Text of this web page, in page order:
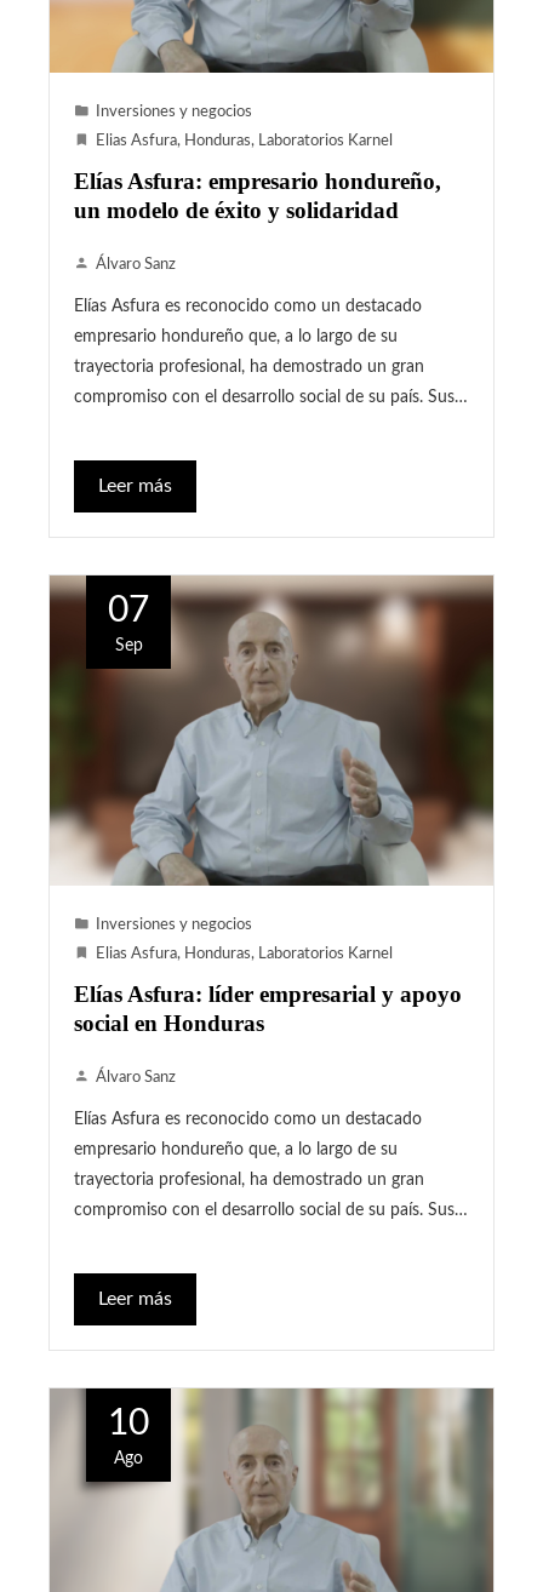
Inversiones y negocios
Elias Asfura, Honduras, Laboratorios Karnel
Elías Asfura: empresario hondureño,
un modelo de éxito y solidaridad
Álvaro Sanz
Elías Asfura es reconocido como un destacado
empresario hondureño que, a lo largo de su
trayectoria profesional, ha demostrado un gran
compromiso con el desarrollo social de su país. Sus…
Leer más
07
Sep
Inversiones y negocios
Elias Asfura, Honduras, Laboratorios Karnel
Elías Asfura: líder empresarial y apoyo
social en Honduras
Álvaro Sanz
Elías Asfura es reconocido como un destacado
empresario hondureño que, a lo largo de su
trayectoria profesional, ha demostrado un gran
compromiso con el desarrollo social de su país. Sus…
Leer más
10
Ago